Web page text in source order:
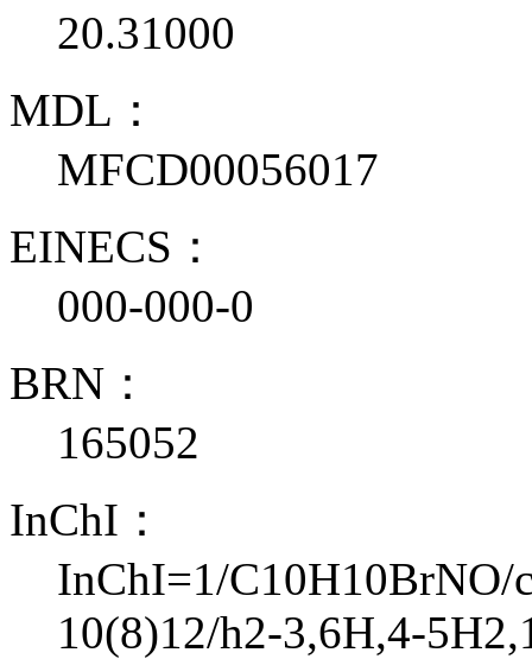
20.31000
MDL：
MFCD00056017
EINECS：
000-000-0
BRN：
165052
InChI：
InChI=1/C10H10BrNO/
10(8)12/h2-3,6H,4-